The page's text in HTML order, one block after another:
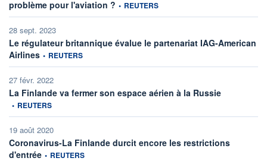
problème pour l'aviation ? information fournie par
• REUTERS
28 sept. 2023
Le régulateur britannique évalue le partenariat IAG-American
Airlines information fournie par
• REUTERS
27 févr. 2022
La Finlande va fermer son espace aérien à la Russie
• REUTERS
19 août 2020
Coronavirus-La Finlande durcit encore les restrictions
d'entrée information fournie par
• REUTERS